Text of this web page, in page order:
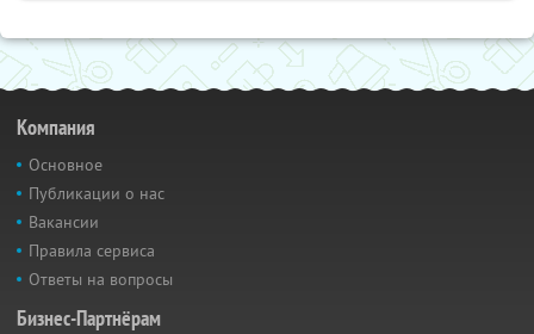
Компания
Основное
Публикации о нас
Вакансии
Правила сервиса
Ответы на вопросы
Бизнес-Партнёрам